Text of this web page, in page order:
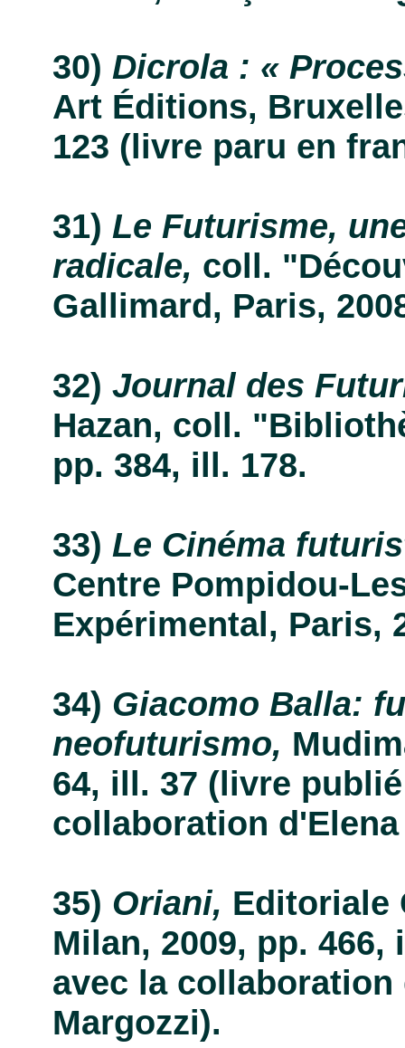
Dicrola : «
Art Éditions,
123 (livre paru en
Le Futurisme,
radicale, coll.
Gallimard, Paris,
Journal des
Hazan, coll.
pp. 384, ill. 178.
Le Cinéma
Centre Pompidou-
Expérimental, Paris,
Giacomo Balla:
neofuturismo,
64, ill. 37 (livre
collaboration
Oriani, Editoriale
Milan, 2009, pp.
avec la collaboration
Margozzi).